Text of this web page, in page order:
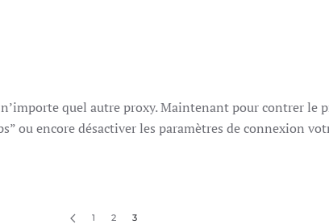
n’importe quel autre proxy. Maintenant pour contrer
ou encore désactiver les paramètres de connexion
1 2 3